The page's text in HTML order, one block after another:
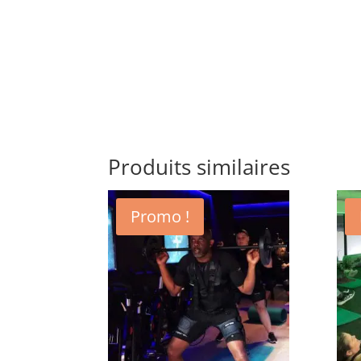
Produits similaires
Promo !